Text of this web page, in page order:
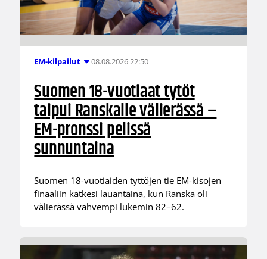
EM-kilpailut 08.08.2026 22:50
Suomen 18-vuotiaat tytöt
taipui Ranskalle välierässä –
EM-pronssi pelissä
sunnuntaina
Suomen 18-vuotiaiden tyttöjen tie EM-kisojen
finaaliin katkesi lauantaina, kun Ranska oli
välierässä vahvempi lukemin 82–62.